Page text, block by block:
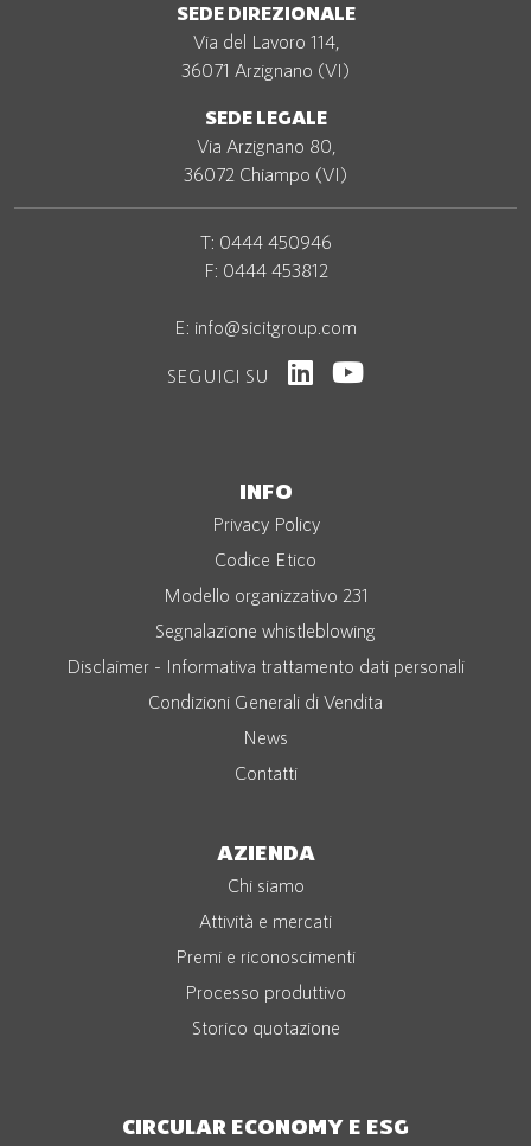
SEDE DIREZIONALE
Via del Lavoro 114,
36071 Arzignano (VI)
SEDE LEGALE
Via Arzignano 80,
36072 Chiampo (VI)
T: 0444 450946
F: 0444 453812
E: info@sicitgroup.com
SEGUICI SU
INFO
Privacy Policy
Codice Etico
Modello organizzativo 231
Segnalazione whistleblowing
Disclaimer - Informativa trattamento dati personali
Condizioni Generali di Vendita
News
Contatti
AZIENDA
Chi siamo
Attività e mercati
Premi e riconoscimenti
Processo produttivo
Storico quotazione
CIRCULAR ECONOMY E ESG